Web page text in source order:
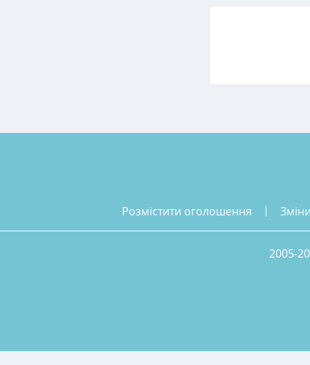
розмістити оголошення
2005-